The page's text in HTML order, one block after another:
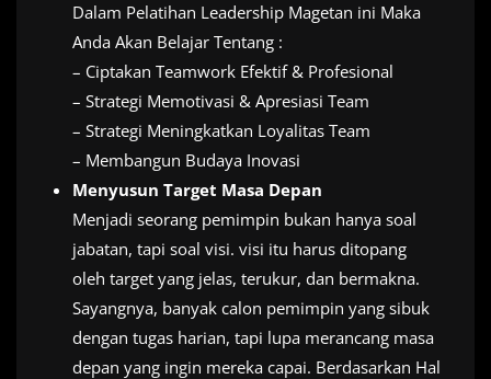
Dalam Pelatihan Leadership Magetan ini Maka
Anda Akan Belajar Tentang :
– Ciptakan Teamwork Efektif & Profesional
– Strategi Memotivasi & Apresiasi Team
– Strategi Meningkatkan Loyalitas Team
– Membangun Budaya Inovasi
Menyusun Target Masa Depan
Menjadi seorang pemimpin bukan hanya soal
jabatan, tapi soal visi. visi itu harus ditopang
oleh target yang jelas, terukur, dan bermakna.
Sayangnya, banyak calon pemimpin yang sibuk
dengan tugas harian, tapi lupa merancang masa
depan yang ingin mereka capai. Berdasarkan Hal